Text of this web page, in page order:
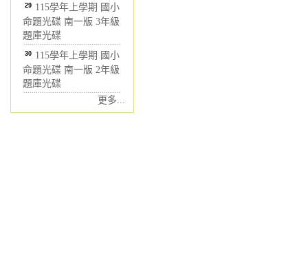
29 115學年上學期 國小
命題光碟 南一版 3年級
題庫光碟
30 115學年上學期 國小
命題光碟 南一版 2年級
題庫光碟
更多...